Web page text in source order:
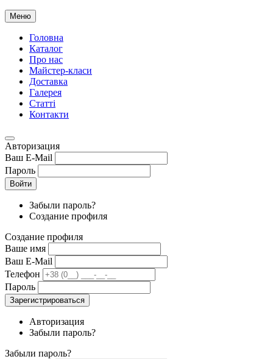
Меню
Головна
Каталог
Про нас
Майстер-класи
Доставка
Галерея
Статтi
Контакти
Авторизация
Ваш E-Mail
Пароль
Войти
Забыли пароль?
Создание профиля
Создание профиля
Ваше имя
Ваш E-Mail
Телефон
Пароль
Зарегистрироваться
Авторизация
Забыли пароль?
Забыли пароль?